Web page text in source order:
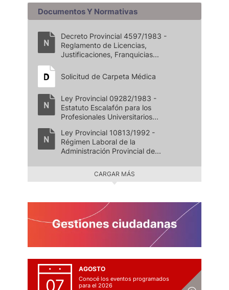
Documentos Y Normativas
Decreto Provincial 4597/1983 -
Reglamento de Licencias,
Justificaciones, Franquicias...
Solicitud de Carpeta Médica
Ley Provincial 09282/1983 -
Estatuto Escalafón para los
Profesionales Universitarios...
Ley Provincial 10813/1992 -
Régimen Laboral de la
Administración Provincial de...
CARGAR MÁS
07
AGOSTO
Conocé los eventos programados
para el 2026